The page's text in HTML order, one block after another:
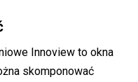
Innoview to okna
skomponować